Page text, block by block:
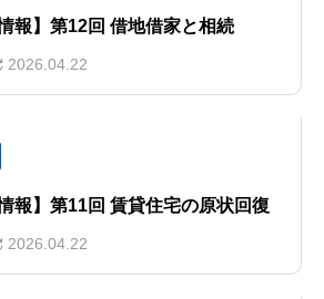
報】第12回 借地借家と相続
2026.04.22
報】第11回 賃貸住宅の原状回復
2026.04.22